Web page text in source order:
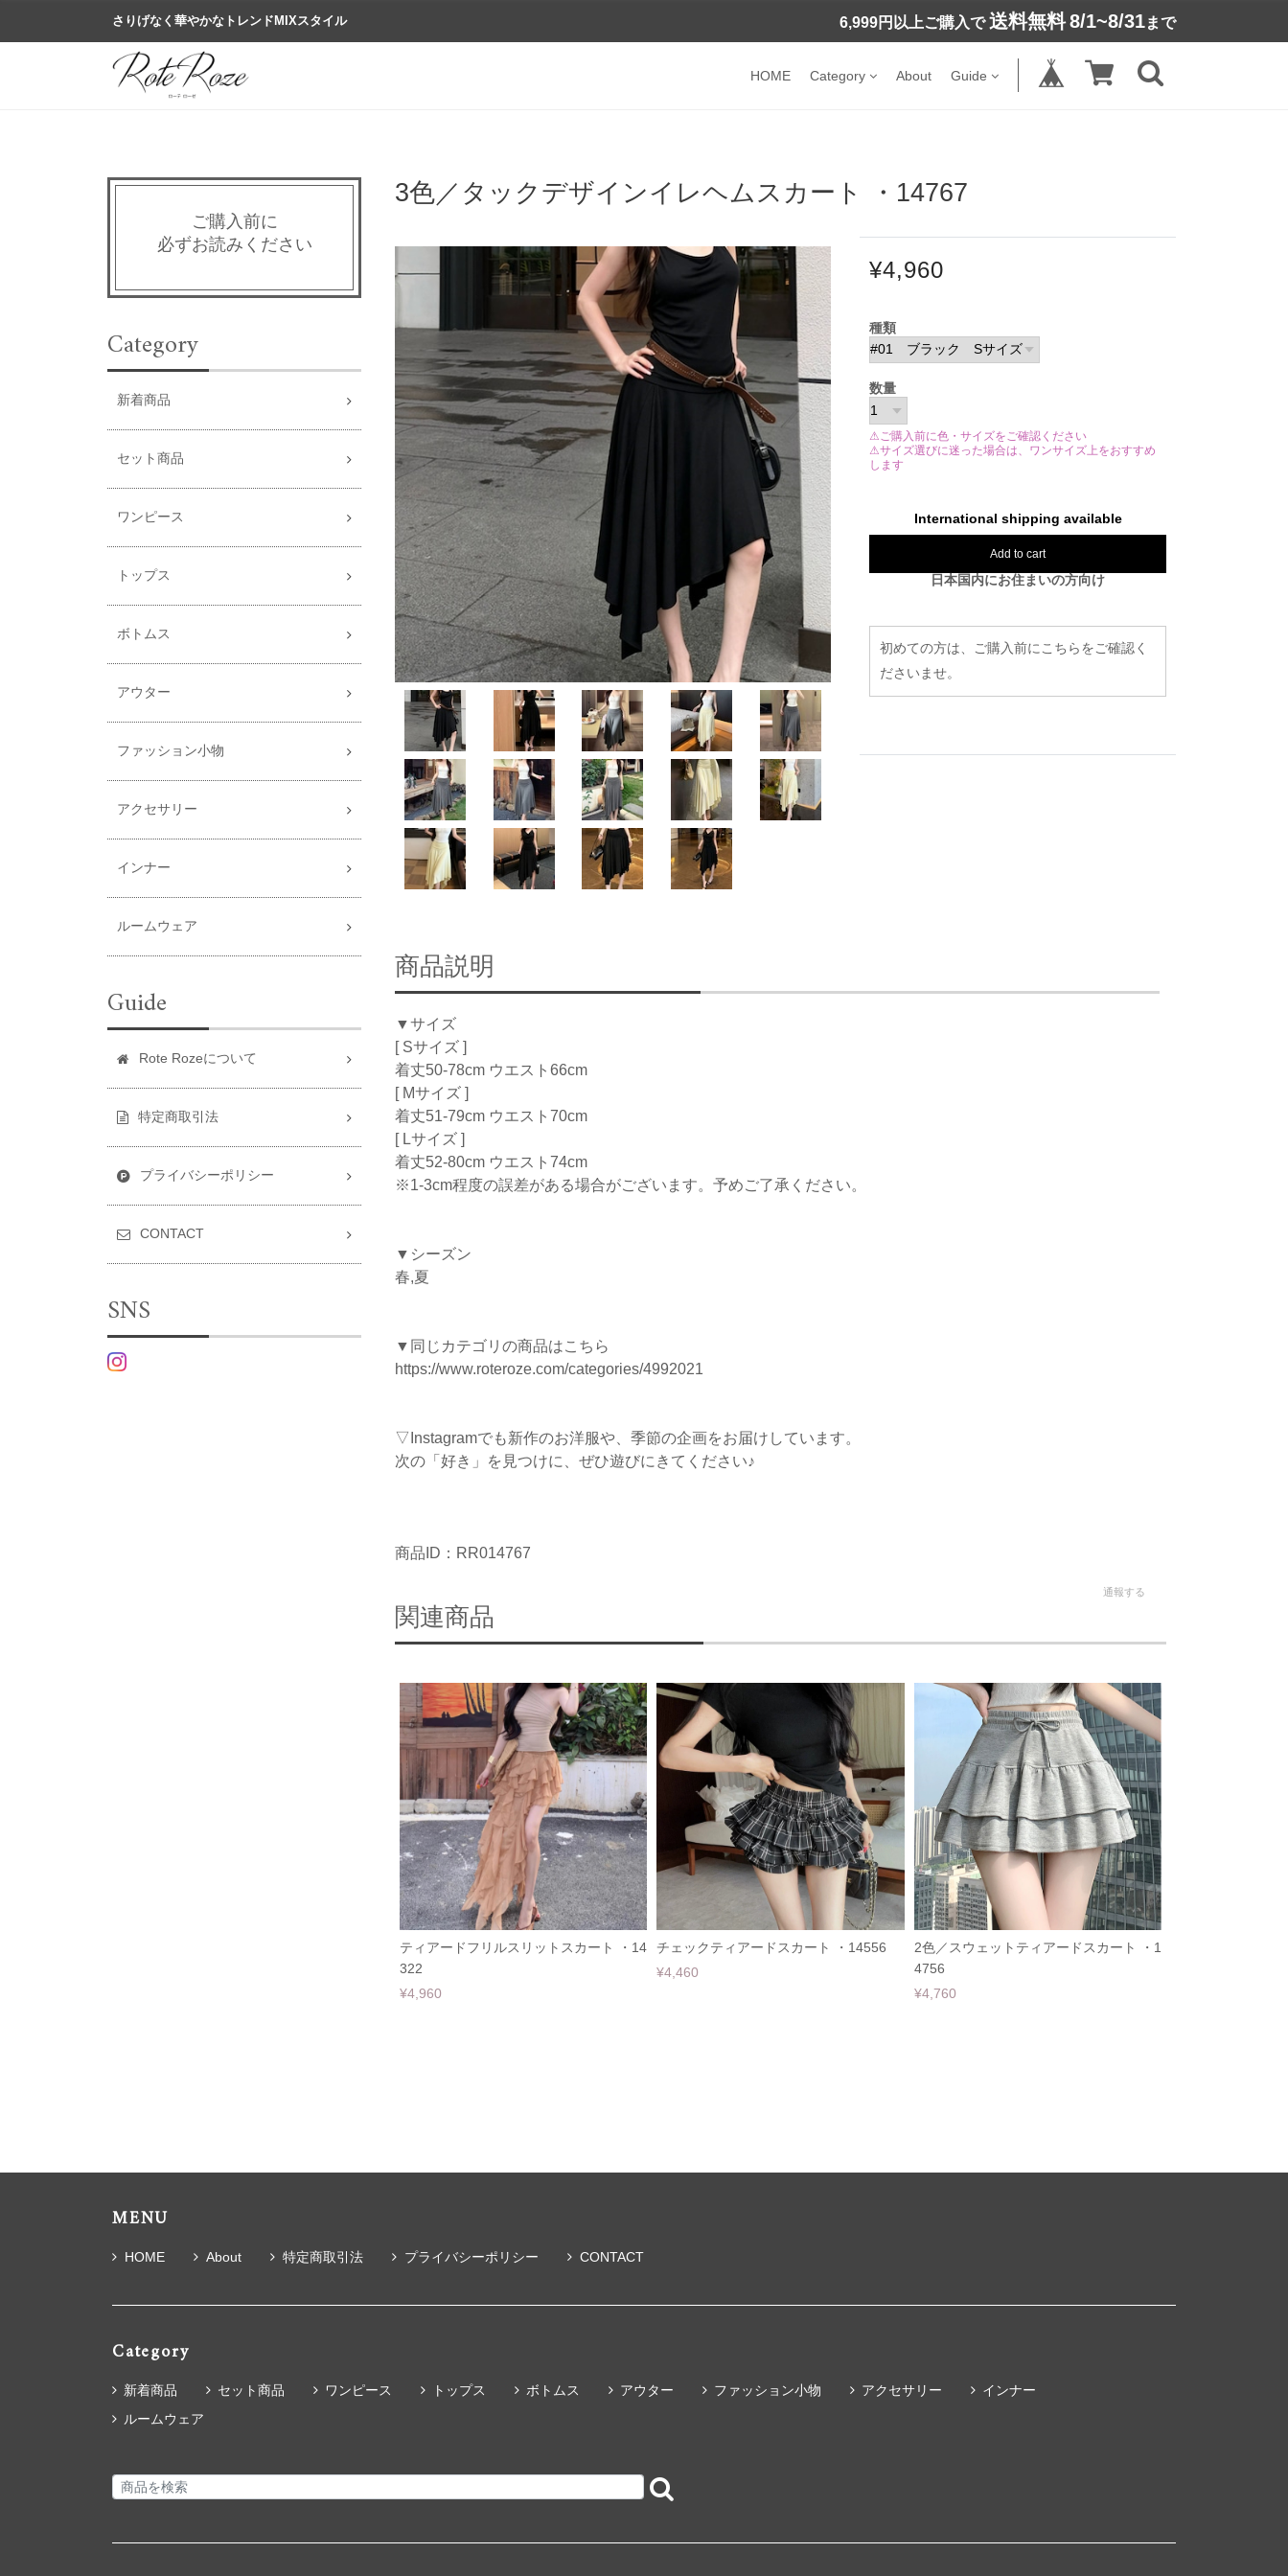
さりげなく華やかなトレンドMIXスタイル 6,999円以上ご購入で 送料無料8/1~8/31まで
HOME Category About Guide
3色／タックデザインイレヘムスカート ・14767
¥4,960
種類
数量
⚠ご購入前に色・サイズをご確認ください
⚠サイズ選びに迷った場合は、ワンサイズ上をおすすめ
します
International shipping available
Add to cart
日本国内にお住まいの方向け
初めての方は、ご購入前にこちらをご確認く
ださいませ。
商品説明
▼サイズ
[ Sサイズ ]
着丈50-78cm ウエスト66cm
[ Mサイズ ]
着丈51-79cm ウエスト70cm
[ Lサイズ ]
着丈52-80cm ウエスト74cm
※1-3cm程度の誤差がある場合がございます。予めご了承ください。
▼シーズン
春,夏
▼同じカテゴリの商品はこちら
https://www.roteroze.com/categories/4992021
▽Instagramでも新作のお洋服や、季節の企画をお届けしています。
次の「好き」を見つけに、ぜひ遊びにきてください♪
商品ID：RR014767
通報する
関連商品
ティアードフリルスリットスカート ・14
322
¥4,960
チェックティアードスカート ・14556
¥4,460
2色／スウェットティアードスカート ・1
4756
¥4,760
ご購入前に
必ずお読みください
Category
新着商品
セット商品
ワンピース
トップス
ボトムス
アウター
ファッション小物
アクセサリー
インナー
ルームウェア
Guide
Rote Rozeについて
特定商取引法
プライバシーポリシー
CONTACT
SNS
MENU
HOME About 特定商取引法 プライバシーポリシー CONTACT
Category
新着商品 セット商品 ワンピース トップス ボトムス アウター ファッション小物 アクセサリー
インナー
ルームウェア